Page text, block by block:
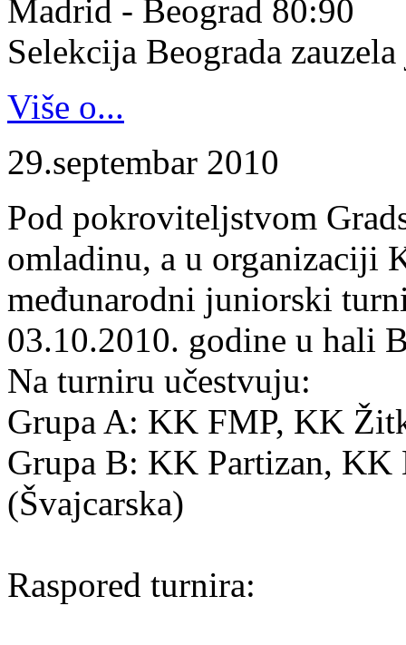
Madrid - Beograd 80:90
Selekcija Beograda
Više o...
29.septembar 2010
Pod pokroviteljstvom
omladinu, a u organizaciji
međunarodni juniorski
03.10.2010. godine u hali
Na turniru učestvuju:
Grupa A: KK FMP, KK
Grupa B: KK Partizan, KK
(Švajcarska)
Raspored turnira: